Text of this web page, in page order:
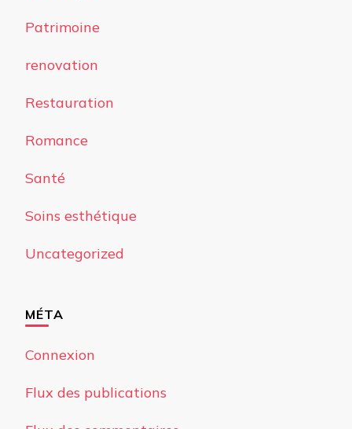
Patrimoine
renovation
Restauration
Romance
Santé
Soins esthétique
Uncategorized
MÉTA
Connexion
Flux des publications